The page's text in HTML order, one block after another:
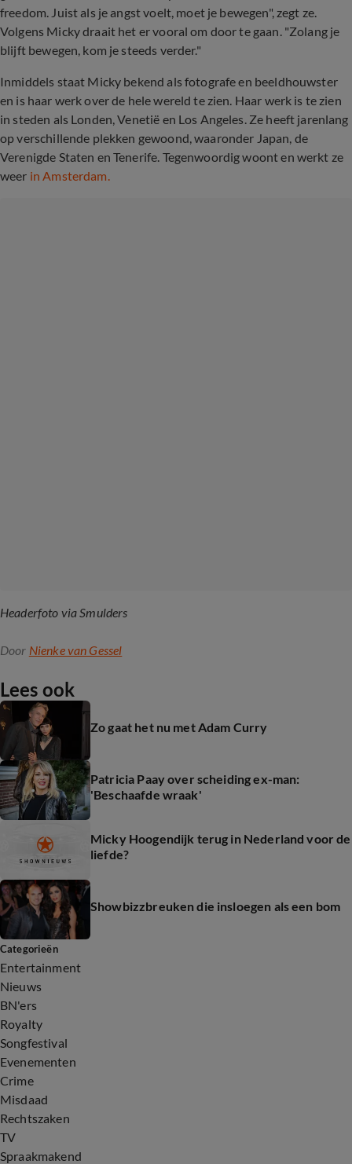
freedom. Juist als je angst voelt, moet je bewegen", zegt ze.
Volgens Micky draait het er vooral om door te gaan. "Zolang je
blijft bewegen, kom je steeds verder."
Inmiddels staat Micky bekend als fotografe en beeldhouwster
en is haar werk over de hele wereld te zien. Haar werk is te zien
in steden als Londen, Venetië en Los Angeles. Ze heeft jarenlang
op verschillende plekken gewoond, waaronder Japan, de
Verenigde Staten en Tenerife. Tegenwoordig woont en werkt ze
weer in Amsterdam.
Headerfoto via Smulders
Door Nienke van Gessel
Lees ook
Zo gaat het nu met Adam Curry
Patricia Paay over scheiding ex-man:
'Beschaafde wraak'
Micky Hoogendijk terug in Nederland voor de
liefde?
Showbizzbreuken die insloegen als een bom
Categorieën
Entertainment
Nieuws
BN'ers
Royalty
Songfestival
Evenementen
Crime
Misdaad
Rechtszaken
TV
Spraakmakend